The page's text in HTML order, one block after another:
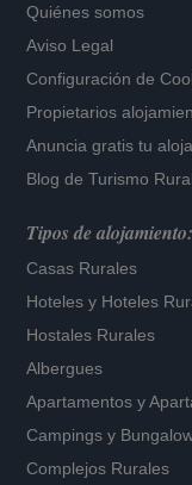
Quiénes somos
Aviso Legal
Configuración de
Propietarios
Anuncia gratis tu
Blog de Turismo Rural
Tipos de alojamiento:
Casas Rurales
Hoteles y Hoteles
Hostales Rurales
Albergues
Apartamentos y
Campings y
Complejos Rurales